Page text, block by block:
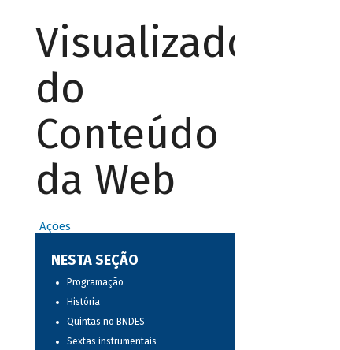
Visualizador
do
Conteúdo
da Web
Ações
NESTA SEÇÃO
Programação
História
Quintas no BNDES
Sextas instrumentais